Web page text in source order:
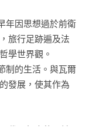
年因思想過於前衛
旅行足跡遍及法
學世界觀。
制的生活。與瓦爾
發展，使其作為
代思想史的關鍵